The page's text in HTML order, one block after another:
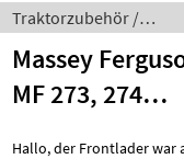
Traktorzubehör /
Frontlader
Massey
MF 273, 274
Hallo, der Frontlader war an